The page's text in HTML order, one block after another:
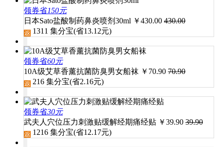
领券省150元
日本Sato盐酸制药鼻炎喷剂30ml ￥430.00 430.00
1311 集分宝(省13.12元)
领券省60元
10A级艾草香薰抗菌防臭男女船袜 ￥ 70.90 70.90
216 集分宝(省2.16元)
领券省30元
武夫人穴位压力刺激贴缓解经期痛经贴 ￥39.90 39.90
1216 集分宝(省12.17元)